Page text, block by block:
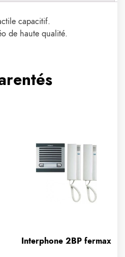
capacitif.
de haute qualité.
Interphone 2BP fermax